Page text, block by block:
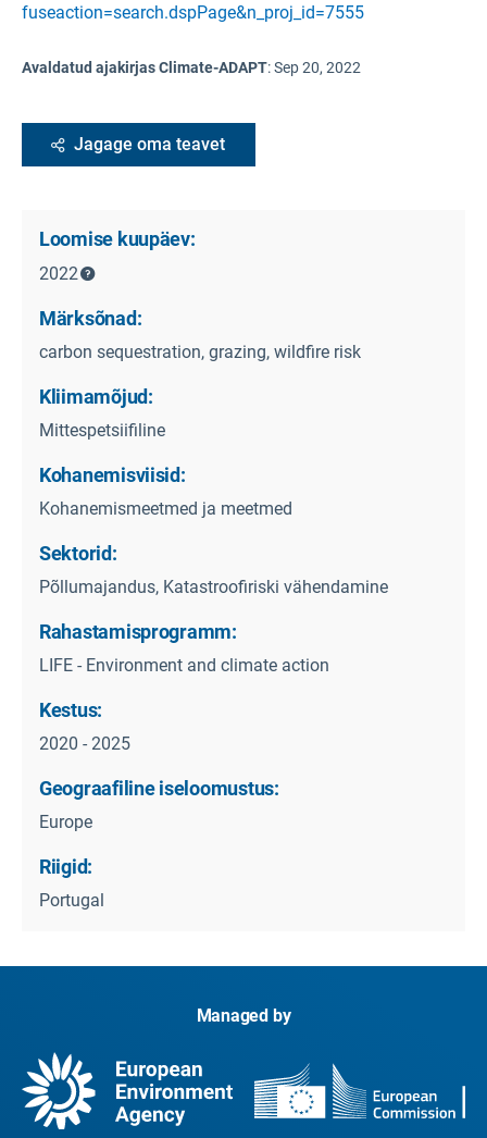
fuseaction=search.dspPage&n_proj_id=7555
Avaldatud ajakirjas Climate-ADAPT:Sep 20, 2022
Jagage oma teavet
Loomise kuupäev:
2022
Märksõnad:
carbon sequestration, grazing, wildfire risk
Kliimamõjud:
Mittespetsiifiline
Kohanemisviisid:
Kohanemismeetmed ja meetmed
Sektorid:
Põllumajandus, Katastroofiriski vähendamine
Rahastamisprogramm:
LIFE - Environment and climate action
Kestus:
2020 - 2025
Geograafiline iseloomustus:
Europe
Riigid:
Portugal
Managed by